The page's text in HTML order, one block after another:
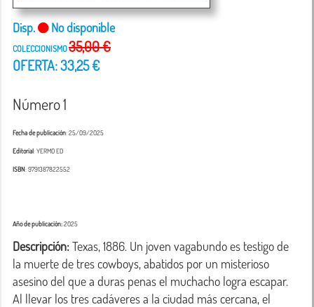
Disp. No disponible
COLECCIONISMO35,00 €
OFERTA: 33,25 €
Número 1
Fecha de publicación: 25/09/2025
Editorial: YERMO ED
ISBN: 9791387822552
Año de publicación:2025
Descripción: Texas, 1886. Un joven vagabundo es testigo de
la muerte de tres cowboys, abatidos por un misterioso
asesino del que a duras penas el muchacho logra escapar.
Al llevar los tres cadáveres a la ciudad más cercana, el